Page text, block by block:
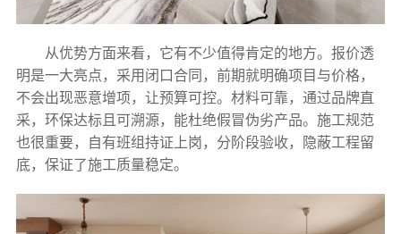
从优势方面来看，它有不少值得肯定的地方。报价透
明是一大亮点，采用闭口合同，前期就明确项目与价格，
不会出现恶意增项，让预算可控。材料可靠，通过品牌直
采，环保达标且可溯源，能杜绝假冒伪劣产品。施工规范
也很重要，自有班组持证上岗，分阶段验收，隐蔽工程留
底，保证了施工质量稳定。